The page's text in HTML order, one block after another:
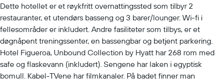
Dette hotellet er et røykfritt overnattingssted som tilbyr 2
restauranter, et utendørs basseng og 3 barer/lounger. Wi-fi i
fellesområder er inkludert. Andre fasiliteter som tilbys, er et
døgnåpent treningssenter, en bassengbar og betjent parkering.
Hotel Figueroa, Unbound Collection by Hyatt har 268 rom med
safe og flaskevann (inkludert). Sengene har laken i egyptisk
bomull. Kabel-TVene har filmkanaler. På badet finner man